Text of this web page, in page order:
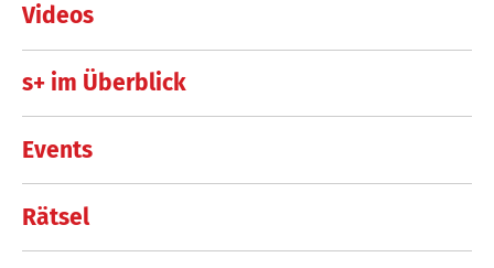
Videos
s+ im Überblick
Events
Rätsel